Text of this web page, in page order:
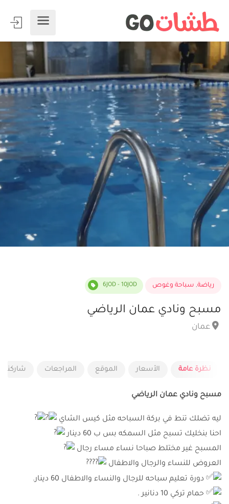
رياضة, سباحة وغوص 6JOD - 10JOD
مسبح ونادي عمان الرياضي
عمان
نظرة عامة الأسعار الموقع المراجعات شاركنا
مسبح ونادي عمان الرياضي
ليه تضلك تنط في بركة السباحه مثل كيس الشاي
احنا بنخليك تسبح مثل السمكه بس ب 60 دينار
المسبح غير مختلط صباحا نساء مساء رجال
العروض للنساء والرجال والاطفال
دورة تعليم سباحه للرجال والنساء والاطفال 60 دينار.
حمام تركي 10 دنانير .